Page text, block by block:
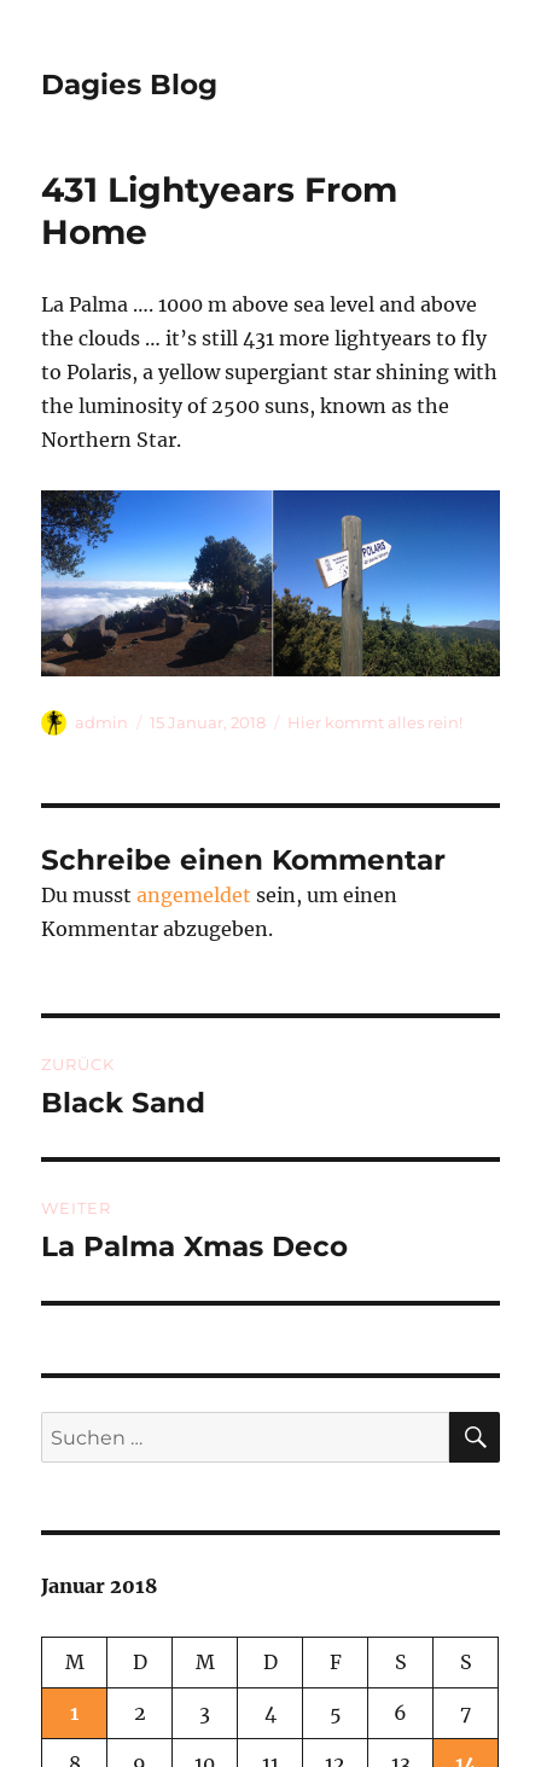
Dagies Blog
431 Lightyears From
Home
La Palma …. 1000 m above sea level and above
the clouds … it’s still 431 more lightyears to fly
to Polaris, a yellow supergiant star shining with
the luminosity of 2500 suns, known as the
Northern Star.
Autor
admin
Veröffentlicht
15 Januar, 2018 Kategorien
Hier kommt alles rein!
Schreibe einen Kommentar
Du musstangemeldet sein, um einen
Kommentar abzugeben.
ZURÜCK
Vorheriger
Black Sand
WEITER
Nächster
La Palma Xmas Deco
Suchen
nach:
Januar 2018
M D M D F S S
1 2 3 4 5 6 7